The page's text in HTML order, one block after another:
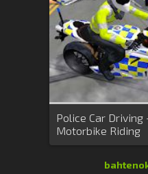
Police Car Driving
Motorbike Riding